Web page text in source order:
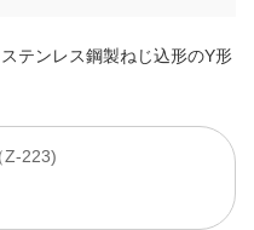
テンレス鋼製ねじ込形のY形
Z-223)